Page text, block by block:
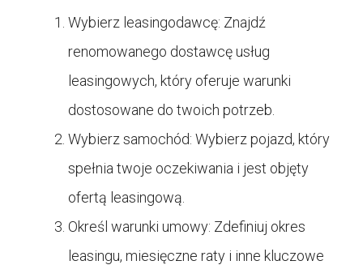
Wybierz leasingodawcę: Znajdź
renomowanego dostawcę usług
leasingowych, który oferuje warunki
dostosowane do twoich potrzeb.
Wybierz samochód: Wybierz pojazd, który
spełnia twoje oczekiwania i jest objęty
ofertą leasingową.
Określ warunki umowy: Zdefiniuj okres
leasingu, miesięczne raty i inne kluczowe